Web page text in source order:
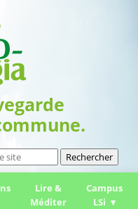
Rechercher
Lire &
Méditer
Campus
LSi